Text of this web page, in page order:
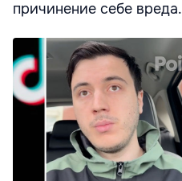
причинение себе вреда.